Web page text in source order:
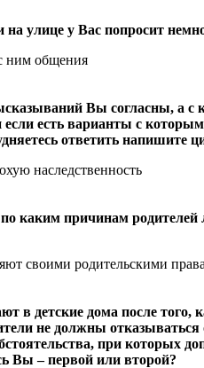
улице у Вас попросит
ним общения
Вы согласны, а с
есть варианты с
ответить напишите
наследственность
каким причинам
своими родительскими
в детские дома после
не должны отказываться
при которых
Вы – первой или второй?